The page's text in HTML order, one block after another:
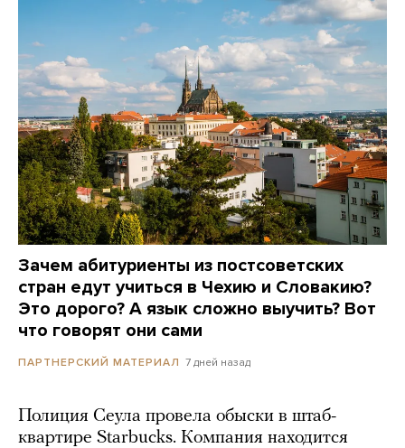
Зачем абитуриенты из постсоветских
стран едут учиться в Чехию и Словакию?
Это дорого? А язык сложно выучить? Вот
что говорят они сами
ПАРТНЕРСКИЙ МАТЕРИАЛ 7 дней назад
Полиция Сеула провела обыски в штаб-
квартире Starbucks. Компания находится